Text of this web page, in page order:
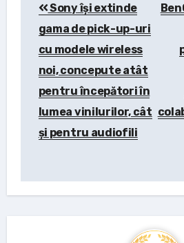
navigation
Sony își extinde
gama de pick-up-uri
cu modele wireless
noi, concepute atât
pentru începători în
lumea vinilurilor, cât
și pentru audiofili